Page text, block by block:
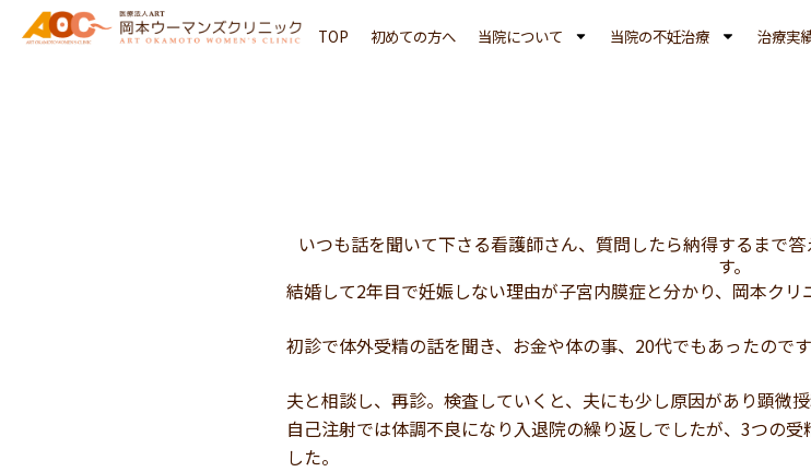
TOP 初めての方へ 当院について 当院の不妊治療 治療実
いつも話を聞いて下さる看護師さん、質問したら納得するまで
す。
結婚して2年目で妊娠しない理由が子宮内膜症と分かり、岡本クリ
初診で体外受精の話を聞き、お金や体の事、20代でもあったので
夫と相談し、再診。検査していくと、夫にも少し原因があり顕微
自己注射では体調不良になり入退院の繰り返しでしたが、3つの
した。